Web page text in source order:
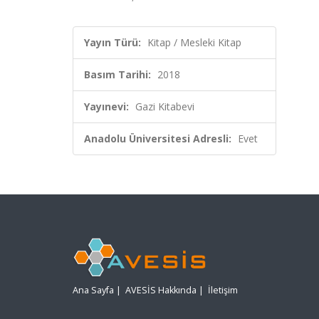
Yayın Türü: Kitap / Mesleki Kitap
Basım Tarihi: 2018
Yayınevi: Gazi Kitabevi
Anadolu Üniversitesi Adresli: Evet
Ana Sayfa | AVESİS Hakkında | İletişim